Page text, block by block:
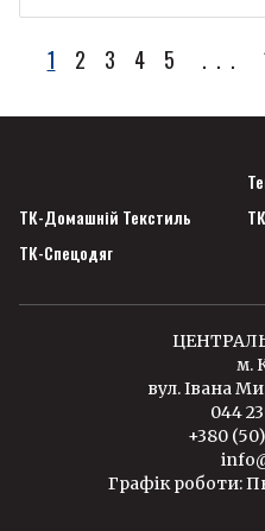
1 2 3 4 5 ...
ТК-Домашній Текстиль
ТК-Спецодяг
м.
вул. Івана
044
+380
Графік роботи: